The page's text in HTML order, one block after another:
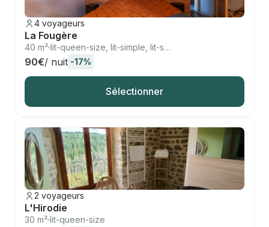
4 voyageurs
La Fougère
40 m² lit-queen-size, lit-simple, lit-simple
90€/ nuit -17%
Sélectionner
2 voyageurs
L'Hirodie
30 m² lit-queen-size